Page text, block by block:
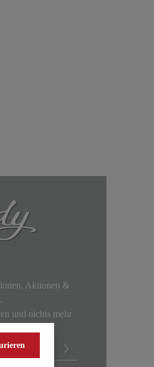
Aktionen &
und nichts mehr